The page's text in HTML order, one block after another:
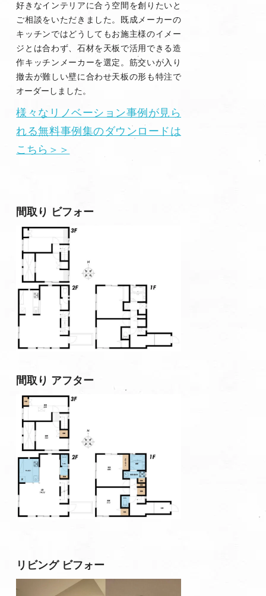
好きなインテリアに合う空間を創りたいと
ご相談をいただきました。既成メーカーの
キッチンではどうしてもお施主様のイメー
ジとは合わず、石材を天板で活用できる造
作キッチンメーカーを選定。筋交いが入り
撤去が難しい壁に合わせ天板の形も特注で
オーダーしました。
様々なリノベーション事例が見ら
れる無料事例集のダウンロードは
こちら＞＞
間取り ビフォー
間取り アフター
リビング ビフォー